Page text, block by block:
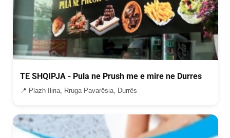
TE SHQIPJA - Pula ne Prush me e mire ne Durres
📍 Plazh Iliria, Rruga Pavarësia, Durrës